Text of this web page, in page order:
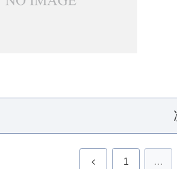
前 1 …